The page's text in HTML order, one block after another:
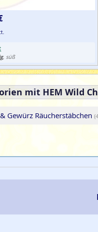
, süß
mit HEM Wild
Gewürz Räucherstäbchen